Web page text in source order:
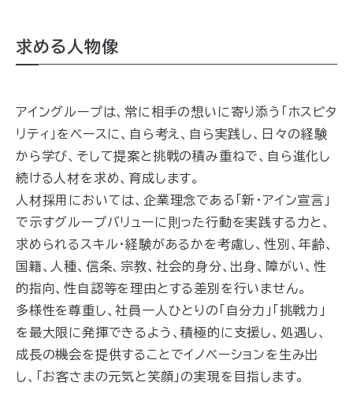
求める人物像
アイングループは、常に相手の想いに寄り添う「ホスピタ
リティ」をベースに、自ら考え、自ら実践し、日々の経験
から学び、そして提案と挑戦の積み重ねで、自ら進化し
続ける人材を求め、育成します。
人材採用においては、企業理念である「新・アイン宣言」
で示すグループバリューに則った行動を実践する力と、
求められるスキル・経験があるかを考慮し、性別、年齢、
国籍、人種、信条、宗教、社会的身分、出身、障がい、性
的指向、性自認等を理由とする差別を行いません。
多様性を尊重し、社員一人ひとりの「自分力」「挑戦力」
を最大限に発揮できるよう、積極的に支援し、処遇し、
成長の機会を提供することでイノベーションを生み出
し、「お客さまの元気と笑顔」の実現を目指します。